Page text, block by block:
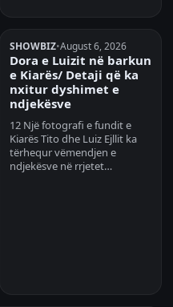
SHOWBIZ•August 6, 2026
Dora e Luizit në barkun
e Kiarës/ Detaji që ka
nxitur dyshimet e
ndjekësve
12 Një fotografi e fundit e
Kiarës Tito dhe Luiz Ejllit ka
tërhequr vëmendjen e
ndjekësve në rrjetet…